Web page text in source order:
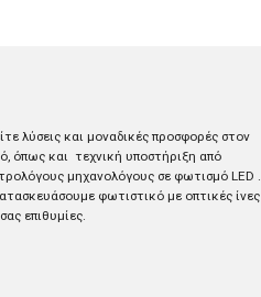
λύσεις και μοναδικές προσφορές στον
όπως και τεχνική υποστήριξη από
μηχανολόγους σε φωτισμό LED .
φωτιστικό με οπτικές ίνες
επιθυμίες.